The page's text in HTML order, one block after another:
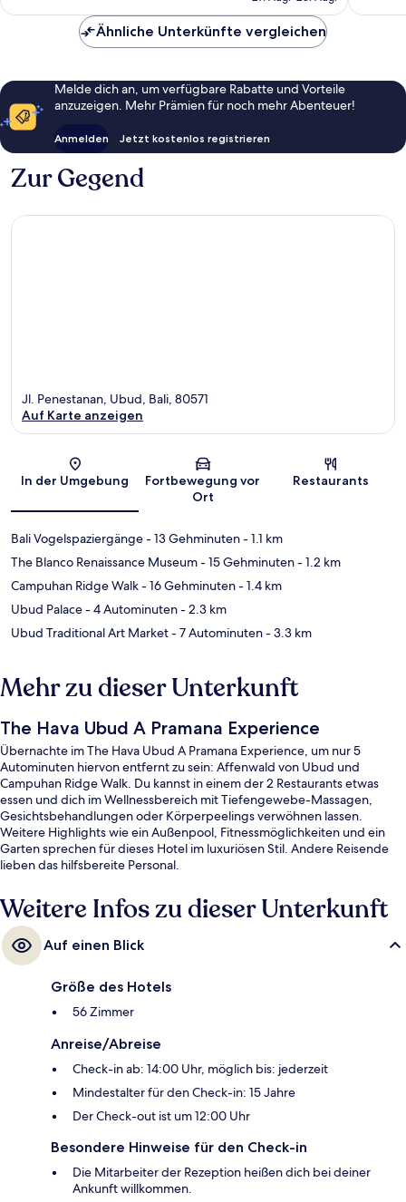
Ähnliche Unterkünfte vergleichen
Melde dich an, um verfügbare Rabatte und Vorteile
anzuzeigen. Mehr Prämien für noch mehr Abenteuer!
Anmelden Jetzt kostenlos registrieren
Zur Gegend
Karte
Jl. Penestanan, Ubud, Bali, 80571
Auf Karte anzeigen
In der Umgebung
Fortbewegung vor
Ort
Restaurants
Bali Vogelspaziergänge- 13 Gehminuten- 1.1 km
The Blanco Renaissance Museum- 15 Gehminuten- 1.2 km
Campuhan Ridge Walk- 16 Gehminuten- 1.4 km
Ubud Palace- 4 Autominuten- 2.3 km
Ubud Traditional Art Market- 7 Autominuten- 3.3 km
Mehr zu dieser Unterkunft
The Hava Ubud A Pramana Experience
Übernachte im The Hava Ubud A Pramana Experience, um nur 5
Autominuten hiervon entfernt zu sein: Affenwald von Ubud und
Campuhan Ridge Walk. Du kannst in einem der 2 Restaurants etwas
essen und dich im Wellnessbereich mit Tiefengewebe-Massagen,
Gesichtsbehandlungen oder Körperpeelings verwöhnen lassen.
Weitere Highlights wie ein Außenpool, Fitnessmöglichkeiten und ein
Garten sprechen für dieses Hotel im luxuriösen Stil. Andere Reisende
lieben das hilfsbereite Personal.
Weitere Infos zu dieser Unterkunft
Auf einen Blick
Größe des Hotels
56 Zimmer
Anreise/Abreise
Check-in ab: 14:00 Uhr, möglich bis: jederzeit
Mindestalter für den Check-in: 15 Jahre
Der Check-out ist um 12:00 Uhr
Besondere Hinweise für den Check-in
Die Mitarbeiter der Rezeption heißen dich bei deiner
Ankunft willkommen.